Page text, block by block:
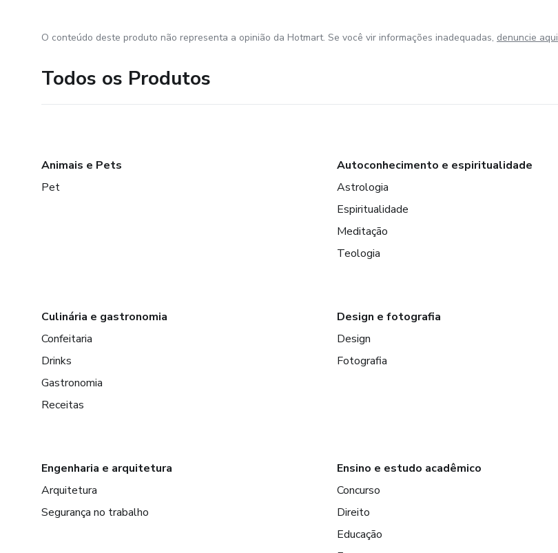
O conteúdo deste produto não representa a opinião da Hotmart. Se você vir informações inadequadas, denuncie aqui
Todos os Produtos
Animais e Pets
Pet
Autoconhecimento e espiritualidade
Astrologia
Espiritualidade
Meditação
Teologia
Culinária e gastronomia
Confeitaria
Drinks
Gastronomia
Receitas
Design e fotografia
Design
Fotografia
Engenharia e arquitetura
Arquitetura
Segurança no trabalho
Ensino e estudo acadêmico
Concurso
Direito
Educação